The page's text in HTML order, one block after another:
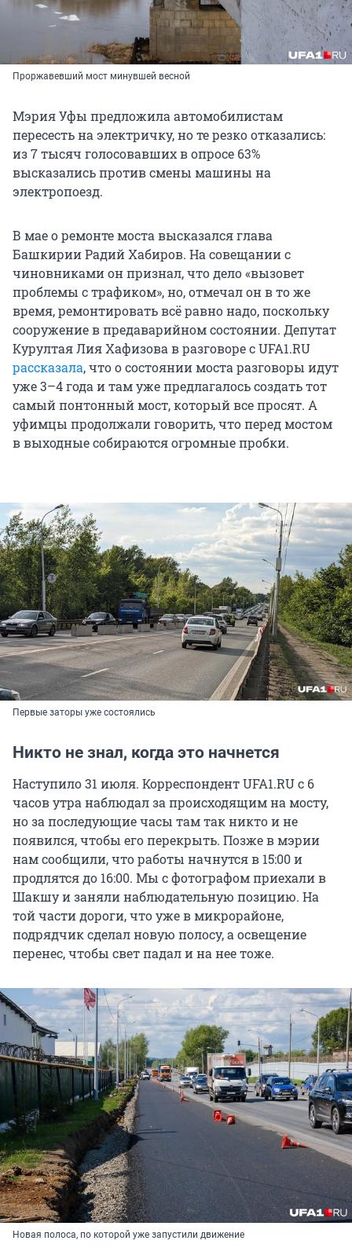
Проржавевший мост минувшей весной
Мэрия Уфы предложила автомобилистам
пересесть на электричку, но те резко отказались:
из 7 тысяч голосовавших в опросе 63%
высказались против смены машины на
электропоезд.
В мае о ремонте моста высказался глава
Башкирии Радий Хабиров. На совещании с
чиновниками он признал, что дело «вызовет
проблемы с трафиком», но, отмечал он в то же
время, ремонтировать всё равно надо, поскольку
сооружение в предаварийном состоянии. Депутат
Курултая Лия Хафизова в разговоре с UFA1.RU
рассказала, что о состоянии моста разговоры идут
уже 3–4 года и там уже предлагалось создать тот
самый понтонный мост, который все просят. А
уфимцы продолжали говорить, что перед мостом
в выходные собираются огромные пробки.
Первые заторы уже состоялись
Никто не знал, когда это начнется
Наступило 31 июля. Корреспондент UFA1.RU с 6
часов утра наблюдал за происходящим на мосту,
но за последующие часы там так никто и не
появился, чтобы его перекрыть. Позже в мэрии
нам сообщили, что работы начнутся в 15:00 и
продлятся до 16:00. Мы с фотографом приехали в
Шакшу и заняли наблюдательную позицию. На
той части дороги, что уже в микрорайоне,
подрядчик сделал новую полосу, а освещение
перенес, чтобы свет падал и на нее тоже.
Новая полоса, по которой уже запустили движение